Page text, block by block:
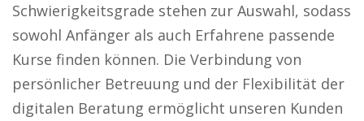
Schwierigkeitsgrade stehen zur Auswahl, sodass
sowohl Anfänger als auch Erfahrene passende
Kurse finden können. Die Verbindung von
persönlicher Betreuung und der Flexibilität der
digitalen Beratung ermöglicht unseren Kunden